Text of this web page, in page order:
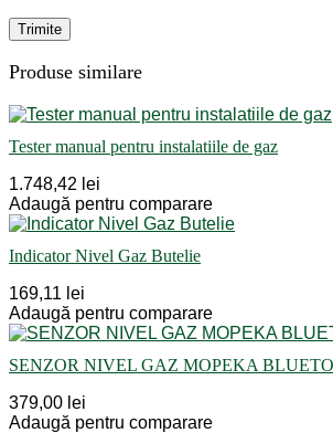
Produse similare
Tester manual pentru instalatiile de gaz
1.748,42 lei
Adaugă pentru comparare
Indicator Nivel Gaz Butelie
169,11 lei
Adaugă pentru comparare
SENZOR NIVEL GAZ MOPEKA
379,00 lei
Adaugă pentru comparare